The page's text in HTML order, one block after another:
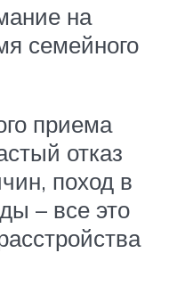
на
семейного
приема
отказ
поход в
– все это